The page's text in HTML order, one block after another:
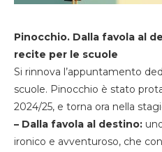
Pinocchio. Dalla favola al
recite per le scuole
Si rinnova l’appuntamento
scuole. Pinocchio è stato
2024/25, e torna ora nella
– Dalla favola al destino:
ironico e avventuroso, che